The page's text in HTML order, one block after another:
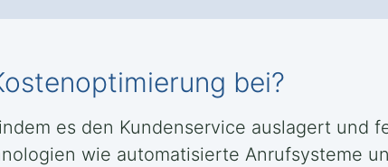
bei?
es den Kundenservice auslagert und
wie automatisierte Anrufsysteme